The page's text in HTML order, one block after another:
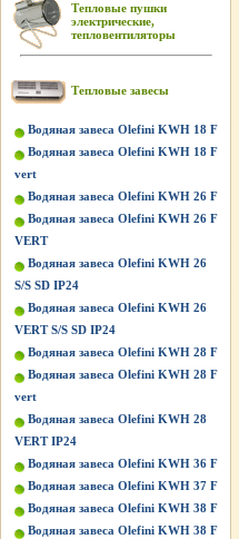
Тепловые пушки
электрические,
тепловентиляторы
Тепловые завесы
Водяная завеса Olefini KWH 18 F
Водяная завеса Olefini KWH 18 F
vert
Водяная завеса Olefini KWH 26 F
Водяная завеса Olefini KWH 26 F
VERT
Водяная завеса Olefini KWH 26
S/S SD IP24
Водяная завеса Olefini KWH 26
VERT S/S SD IP24
Водяная завеса Olefini KWH 28 F
Водяная завеса Olefini KWH 28 F
vert
Водяная завеса Olefini KWH 28
VERT IP24
Водяная завеса Olefini KWH 36 F
Водяная завеса Olefini KWH 37 F
Водяная завеса Olefini KWH 38 F
Водяная завеса Olefini KWH 38 F